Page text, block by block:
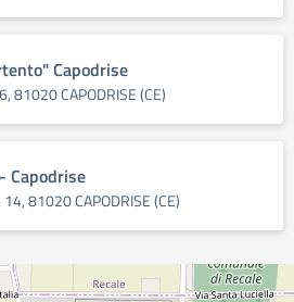
Capodrise
81020 CAPODRISE (CE)
Capodrise
14, 81020 CAPODRISE (CE)